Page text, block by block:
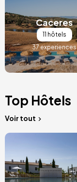
Image
Caceres
11 hôtels
37 experiences
Top Hôtels
Voir tout
Image